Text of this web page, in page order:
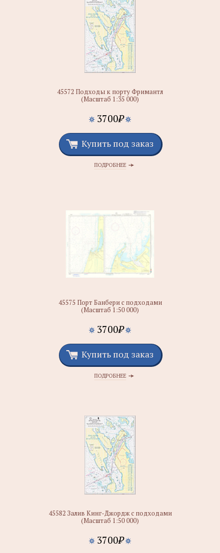
45572 Подходы к порту Фримантл
(Масштаб 1:35 000)
3700₽
Купить под заказ
ПОДРОБНЕЕ
45575 Порт Банбери с подходами
(Масштаб 1:50 000)
3700₽
Купить под заказ
ПОДРОБНЕЕ
45582 Залив Кинг-Джордж с подходами
(Масштаб 1:50 000)
3700₽